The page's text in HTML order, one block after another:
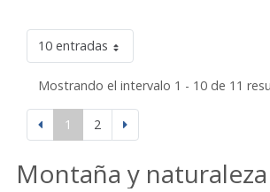
10 entradas
Mostrando el intervalo 1 - 10 de 11
1 2
Montaña y naturaleza